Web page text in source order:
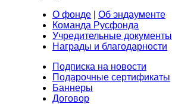
О фонде
Об эндаументе
Команда Русфонда
Учредительные документы
Награды и благодарности
Подписка на новости
Подарочные сертификаты
Баннеры
Договор